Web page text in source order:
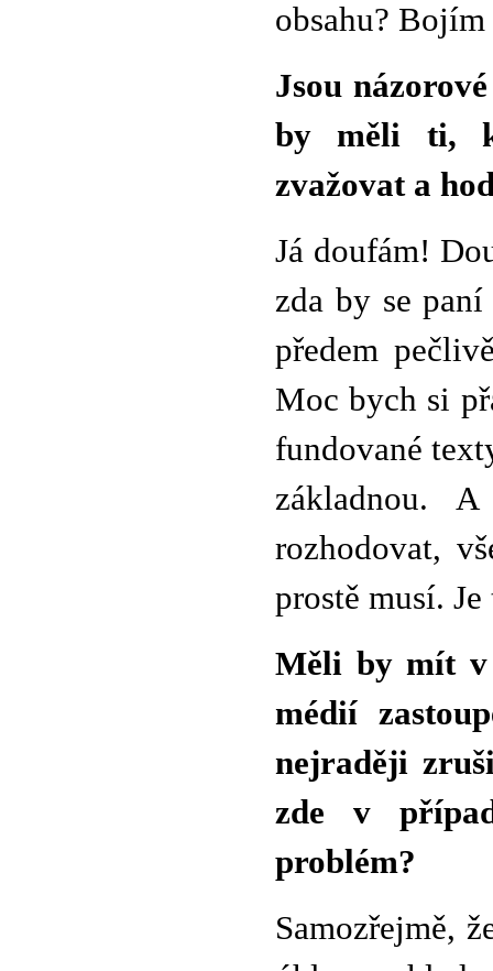
obsahu?
Jsou
by měli ti,
zvažovat a
Já doufám!
zda by se
předem
Moc bych si
fundované
základnou.
rozhodovat,
prostě musí.
Měli by mít v
médií
nejraději
zde v
problém?
Samozřejmě,